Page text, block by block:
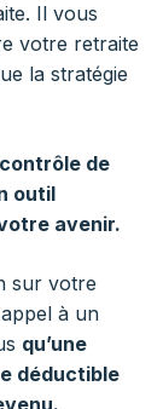
Il vous
votre retraite
la stratégie
de
outil
avenir.
sur votre
à un
qu’une
déductible